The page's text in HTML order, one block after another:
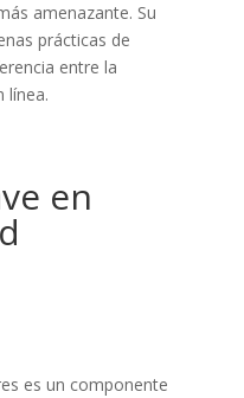
amenazante. Su
prácticas de
entre la
línea.
en
es un componente